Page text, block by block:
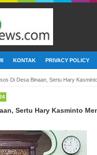
KONTAK PRIVACY POLICY
Di Desa Binaan, Sertu Hary
Sertu Hary Kasminto